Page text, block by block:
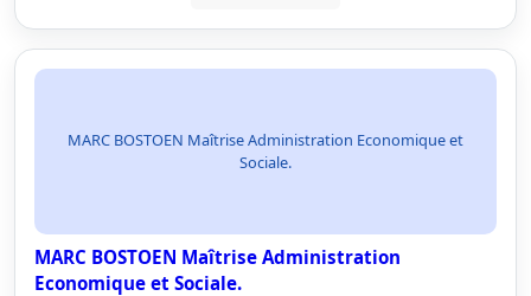
MARC BOSTOEN Maîtrise Administration Economique et
Sociale.
MARC BOSTOEN Maîtrise Administration
Economique et Sociale.